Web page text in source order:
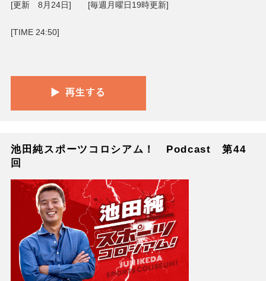
[更新 8月24日] [毎週月曜日19時更新]
[TIME 24:50]
池田純スポーツコロシアム！ Podcast 第44
回